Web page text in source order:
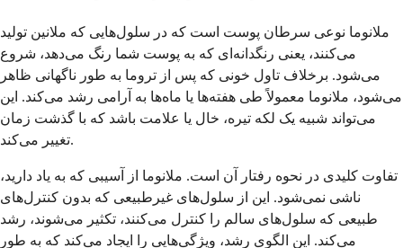
ملانوما نوعی سرطان پوست است که در سلول‌هایی که ملانین تولید
می‌کنند، یعنی رنگدانه‌ای که به پوست شما رنگ می‌دهد، شروع
می‌شود. برخلاف تاول خونی که پس از تروما به طور ناگهانی ظاهر
می‌شود، ملانوما معمولاً طی هفته‌ها یا ماه‌ها به آرامی رشد می‌کند. این
می‌تواند شبیه یک لکه تیره، خال یا علامت باشد که با گذشت زمان
تغییر می‌کند.
تفاوت کلیدی در نحوه رفتار آن است. ملانوما از آسیبی که به یاد دارید،
ناشی نمی‌شود. این از سلول‌های غیرطبیعی که بدون کنترل‌های
طبیعی که سلول‌های سالم را کنترل می‌کنند، تکثیر می‌شوند، رشد
می‌کند. این الگوی رشد، ویژگی‌هایی را ایجاد می‌کند که به طور